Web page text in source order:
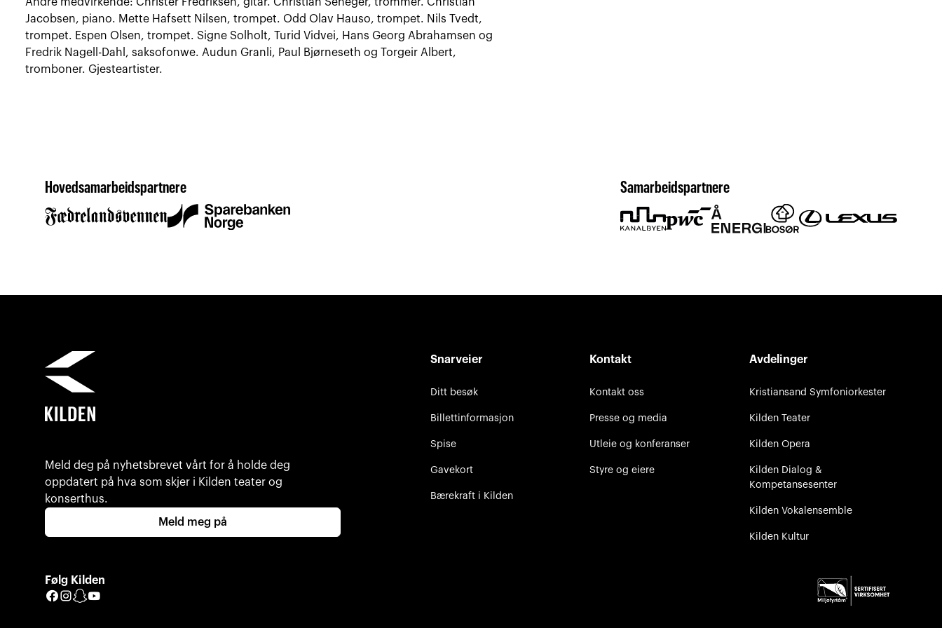
Jacobsen, piano. Mette Hafsett Nilsen, trompet. Odd Olav Hauso, trompet. Nils Tvedt,
trompet. Espen Olsen, trompet. Signe Solholt, Turid Vidvei, Hans Georg Abrahamsen og
Fredrik Nagell-Dahl, saksofonwe. Audun Granli, Paul Bjørneseth og Torgeir Albert,
tromboner. Gjesteartister.
Hovedsamarbeidspartnere Samarbeidspartnere
Meld deg på nyhetsbrevet vårt for å holde deg
oppdatert på hva som skjer i Kilden teater og
konserthus.
Meld meg på
Følg Kilden
Facebook
Instagram
Snapchat
Snarveier
Ditt besøk
Billettinformasjon
Spise
Gavekort
Bærekraft i Kilden
Kontakt
Kontakt oss
Presse og media
Utleie og konferanser
Styre og eiere
Avdelinger
Kristiansand Symfoniorkester
Kilden Teater
Kilden Opera
Kilden Dialog &
Kompetansesenter
Kilden Vokalensemble
Kilden Kultur